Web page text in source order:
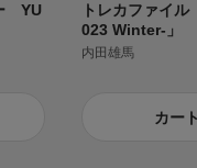
YU
トレカファイ
023 Winter-」
内田雄馬
カー